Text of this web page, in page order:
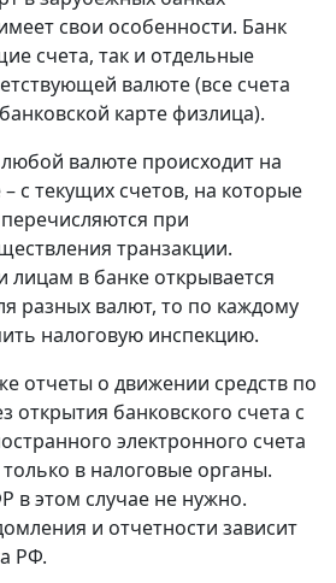
свои особенности. Банк
счета, так и отдельные
валюте (все счета
карте физлица).
валюте происходит на
с текущих счетов, на которые
при
транзакции.
лицам в банке открывается
разных валют, то по каждому
налоговую инспекцию.
отчеты о движении средств по
открытия банковского счета с
электронного счета
в налоговые органы.
этом случае не нужно.
и отчетности зависит
РФ.